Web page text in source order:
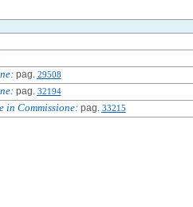
pag. 29508
pag. 32194
in Commissione:pag. 33215